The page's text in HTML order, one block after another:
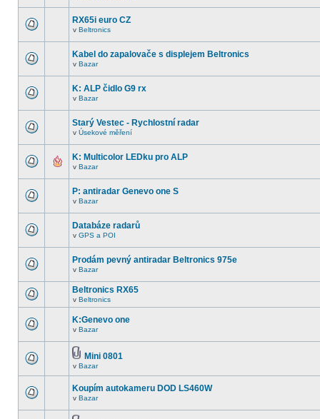
RX65i euro CZ
v Beltronics
Kabel do zapalovače s displejem Beltronics
v Bazar
K: ALP čidlo G9 rx
v Bazar
Starý Vestec - Rychlostní radar
v Úsekové měření
K: Multicolor LEDku pro ALP
v Bazar
P: antiradar Genevo one S
v Bazar
Databáze radarů
v GPS a POI
Prodám pevný antiradar Beltronics 975e
v Bazar
Beltronics RX65
v Beltronics
K:Genevo one
v Bazar
Mini 0801
v Bazar
Koupím autokameru DOD LS460W
v Bazar